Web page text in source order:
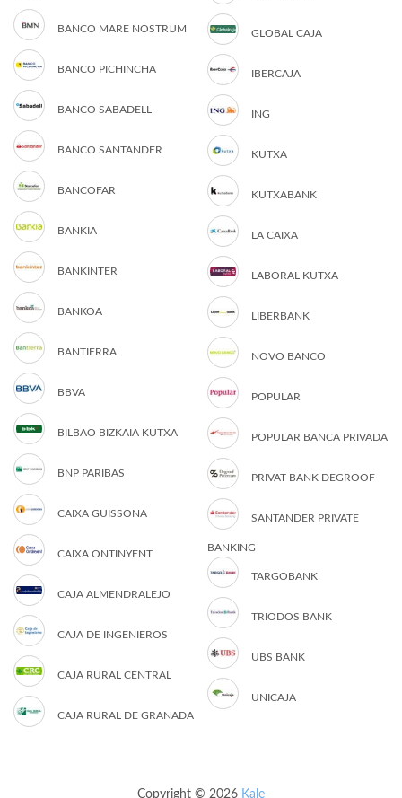
BANCO MARE NOSTRUM
BANCO PICHINCHA
BANCO SABADELL
BANCO SANTANDER
BANCOFAR
BANKIA
BANKINTER
BANKOA
BANTIERRA
BBVA
BILBAO BIZKAIA KUTXA
BNP PARIBAS
CAIXA GUISSONA
CAIXA ONTINYENT
CAJA ALMENDRALEJO
CAJA DE INGENIEROS
CAJA RURAL CENTRAL
CAJA RURAL DE GRANADA
GLOBAL CAJA
IBERCAJA
ING
KUTXA
KUTXABANK
LA CAIXA
LABORAL KUTXA
LIBERBANK
NOVO BANCO
POPULAR
POPULAR BANCA PRIVADA
PRIVAT BANK DEGROOF
SANTANDER PRIVATE
BANKING
TARGOBANK
TRIODOS BANK
UBS BANK
UNICAJA
Copyright © 2026 Kale